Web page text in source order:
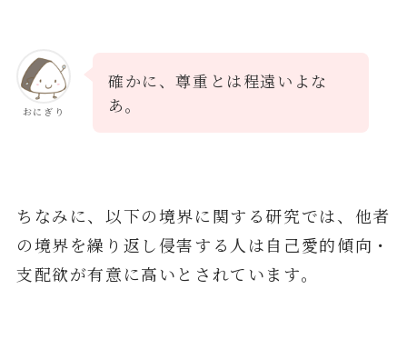
おにぎり
確かに、尊重とは程遠いよな
あ。
ちなみに、以下の境界に関する研究では、他者
の境界を繰り返し侵害する人は自己愛的傾向・
支配欲が有意に高いとされています。